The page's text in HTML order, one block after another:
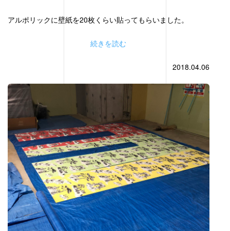
アルポリックに壁紙を20枚くらい貼ってもらいました。
続きを読む
2018.04.06